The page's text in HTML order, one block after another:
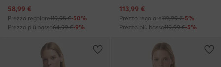
Prezzo attuale
58,99 €
Prezzo regolare119,95 €-50%
Prezzo più basso64,99 €-9%
Prezzo attuale
113,99 €
Prezzo regolare119,99 €-5%
Prezzo più basso119,99 €-5%